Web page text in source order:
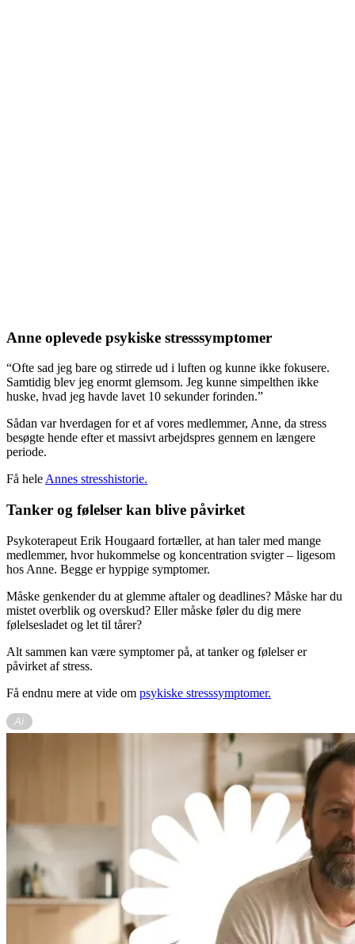
Anne oplevede psykiske stresssymptomer
“Ofte sad jeg bare og stirrede ud i luften og kunne ikke fokusere.
Samtidig blev jeg enormt glemsom. Jeg kunne simpelthen ikke
huske, hvad jeg havde lavet 10 sekunder forinden.”
Sådan var hverdagen for et af vores medlemmer, Anne, da stress
besøgte hende efter et massivt arbejdspres gennem en længere
periode.
Få heleAnnes stresshistorie.
Tanker og følelser kan blive påvirket
Psykoterapeut Erik Hougaard fortæller, at han taler med mange
medlemmer, hvor hukommelse og koncentration svigter – ligesom
hos Anne. Begge er hyppige symptomer.
Måske genkender du at glemme aftaler og deadlines? Måske har du
mistet overblik og overskud? Eller måske føler du dig mere
følelsesladet og let til tårer?
Alt sammen kan være symptomer på, at tanker og følelser er
påvirket af stress.
Få endnu mere at vide om psykiske stresssymptomer.